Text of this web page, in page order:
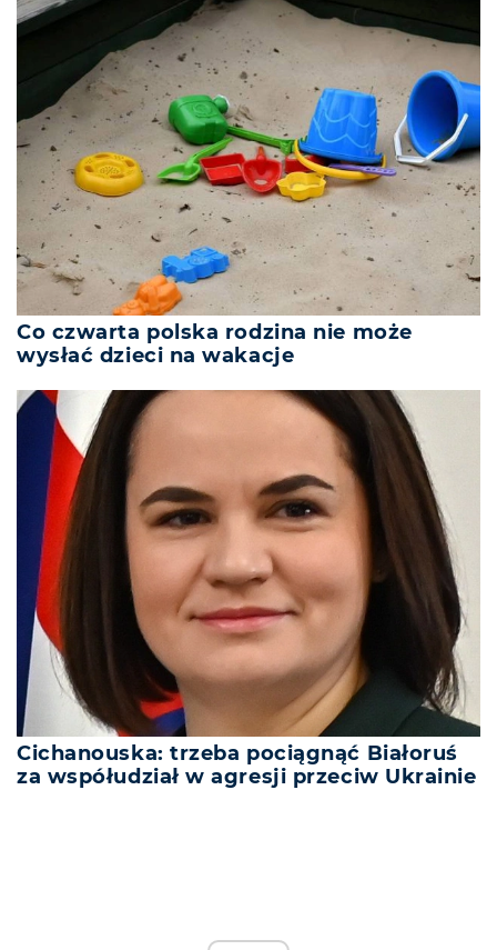
Co czwarta polska rodzina nie może
wysłać dzieci na wakacje
Cichanouska: trzeba pociągnąć Białoruś
za współudział w agresji przeciw Ukrainie